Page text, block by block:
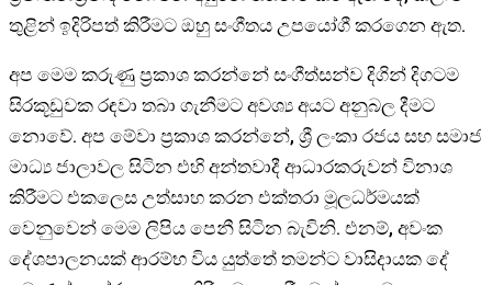
තුළින් ඉදිරිපත් කිරීමට ඔහු සංගීතය උපයෝගී කරගෙන ඇත.
අප මෙම කරුණු ප්‍රකාශ කරන්නේ සංගීත්සන්ව දිගින් දිගටම
සිරකූඩුවක රඳවා තබා ගැනීමට අවශ්‍ය අයට අනුබල දීමට
නොවේ. අප මේවා ප්‍රකාශ කරන්නේ, ශ්‍රී ලංකා රජය සහ සමාජ
මාධ්‍ය ජාලාවල සිටින එහි අන්තවාදී ආධාරකරුවන් විනාශ
කිරීමට එකලෙස උත්සාහ කරන එක්තරා මූලධර්මයක්
වෙනුවෙන් මෙම ලිපිය පෙනී සිටින බැවිනි. එනම්, අවංක
දේශපාලනයක් ආරම්භ විය යුත්තේ තමන්ට වාසිදායක දේ